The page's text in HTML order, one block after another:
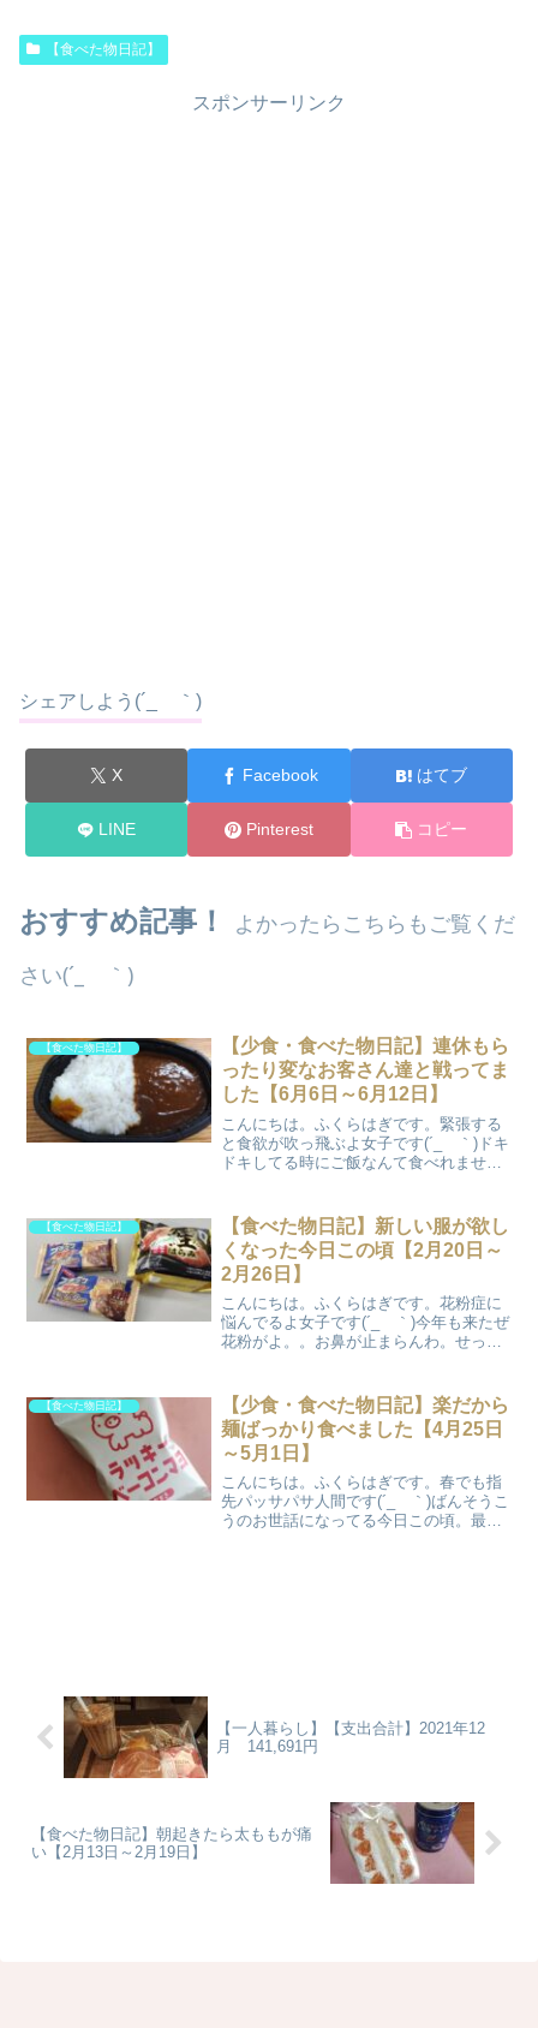
【食べた物日記】
スポンサーリンク
シェアしよう(´_ゝ｀)
X Facebook はてブ
LINE Pinterest コピー
おすすめ記事！
よかったらこちらもご覧くだ
さい(´_ゝ｀)
【食べた物日記】
【少食・食べた物日記】連休もら
ったり変なお客さん達と戦ってま
した【6月6日～6月12日】
こんにちは。ふくらはぎです。緊張する
と食欲が吹っ飛ぶよ女子です(´_ゝ｀)ドキ
ドキしてる時にご飯なんて食べれません
一人で) キーボードのご機嫌が悪くなった
りジムに通...
【食べた物日記】
【食べた物日記】新しい服が欲し
くなった今日この頃【2月20日～
2月26日】
こんにちは。ふくらはぎです。花粉症に
悩んでるよ女子です(´_ゝ｀)今年も来たぜ
花粉がよ。。お鼻が止まらんわ。せっか
な。みなさまはどうでしょうか？？やは
り花粉は大変ですか...
【食べた物日記】
【少食・食べた物日記】楽だから
麺ばっかり食べました【4月25日
～5月1日】
こんにちは。ふくらはぎです。春でも指
先パッサパサ人間です(´_ゝ｀)ばんそうこ
うのお世話になってる今日この頃。最近
【一人暮らし】【支出合計】2021年12
月 141,691円
【食べた物日記】朝起きたら太ももが痛
い【2月13日～2月19日】